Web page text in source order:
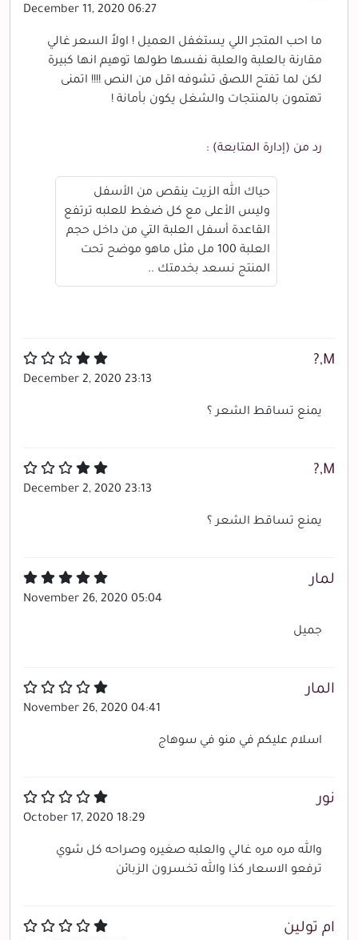
December 11, 2020 06:27
ما احب المتجر اللي يستغفل العميل ! اولاً السعر غالي
مقارنة بالعلبة والعلبة نفسها طولها توهيم انها كبيرة
لكن لما تفتح اللصق تشوفه اقل من النص !!!! اتمنى
تهتمون بالمنتجات والشغل يكون بأمانة !
رد من (إدارة المتابعة) :
حياك الله الزيت ينقص من الأسفل
وليس الأعلى مع كل ضغط للعلبه ترتفع
القاعدة أسفل العلبة التي من داخل حجم
العلبة 100 مل مثل ماهو موضح تحت
المنتج نسعد بخدمتك ..
M,?
December 2, 2020 23:13
يمنع تساقط الشعر ؟
M,?
December 2, 2020 23:13
يمنع تساقط الشعر ؟
لمار
November 26, 2020 05:04
جميل
المار
November 26, 2020 04:41
اسلام عليكم في منو في سوهاج
نور
October 17, 2020 18:29
والله مره مره غالي والعلبه صغيره وصراحه كل شوي
ترفعو الاسعار كذا والله تخسرون الزبائن
ام تولين